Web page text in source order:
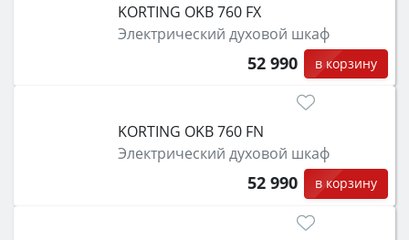
KORTING OKB 760 FX
Электрический духовой шкаф
52 990 в корзину
KORTING OKB 760 FN
Электрический духовой шкаф
52 990 в корзину